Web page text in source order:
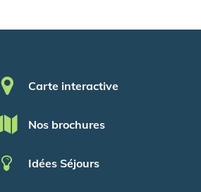
Pied de page
Carte interactive
Nos brochures
Idées Séjours